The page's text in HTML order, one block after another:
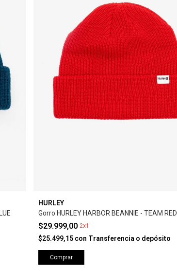
HURLEY
Gorro HURLEY HARBOR BEANNIE - TEAM RED
$29.999,00 2x1
$25.499,15 con Transferencia o depósito
Comprar